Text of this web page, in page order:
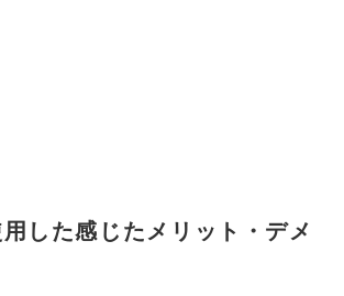
した感じたメリット・デメ